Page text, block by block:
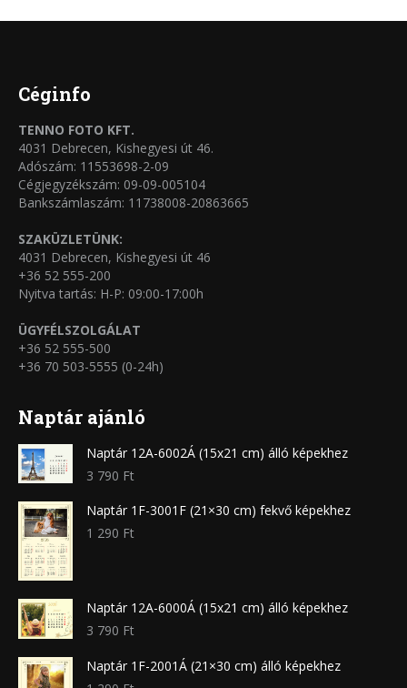
Céginfo
TENNO FOTO KFT.
4031 Debrecen, Kishegyesi út 46.
Adószám: 11553698-2-09
Cégjegyzékszám: 09-09-005104
Bankszámlaszám: 11738008-20863665
SZAKÜZLETÜNK:
4031 Debrecen, Kishegyesi út 46
+36 52 555-200
Nyitva tartás: H-P: 09:00-17:00h
ÜGYFÉLSZOLGÁLAT
+36 52 555-500
+36 70 503-5555 (0-24h)
Naptár ajánló
Naptár 12A-6002Á (15x21 cm) álló képekhez
3 790 Ft
Naptár 1F-3001F (21×30 cm) fekvő képekhez
1 290 Ft
Naptár 12A-6000Á (15x21 cm) álló képekhez
3 790 Ft
Naptár 1F-2001Á (21×30 cm) álló képekhez